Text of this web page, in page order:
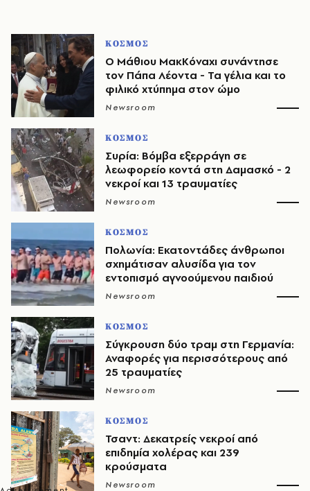
ΚΟΣΜΟΣ
Ο Μάθιου ΜακΚόναχι συνάντησε
τον Πάπα Λέοντα - Τα γέλια και το
φιλικό χτύπημα στον ώμο
Newsroom
ΚΟΣΜΟΣ
Συρία: Βόμβα εξερράγη σε
λεωφορείο κοντά στη Δαμασκό - 2
νεκροί και 13 τραυματίες
Newsroom
ΚΟΣΜΟΣ
Πολωνία: Εκατοντάδες άνθρωποι
σχημάτισαν αλυσίδα για τον
εντοπισμό αγνοούμενου παιδιού
Newsroom
ΚΟΣΜΟΣ
Σύγκρουση δύο τραμ στη Γερμανία:
Αναφορές για περισσότερους από
25 τραυματίες
Newsroom
ΚΟΣΜΟΣ
Τσαντ: Δεκατρείς νεκροί από
επιδημία χολέρας και 239
κρούσματα
Newsroom